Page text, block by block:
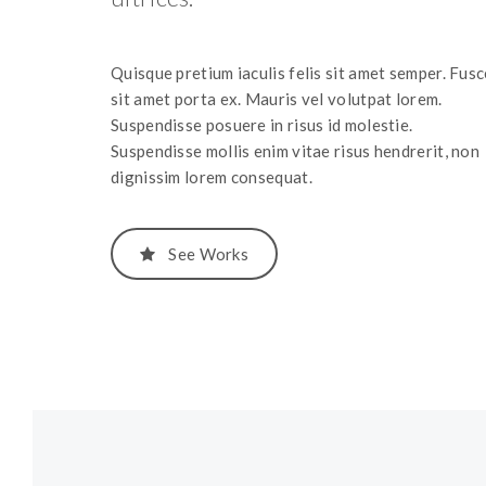
Quisque pretium iaculis felis sit amet semper.
sit amet porta ex. Mauris vel volutpat lorem.
Suspendisse posuere in risus id molestie.
Suspendisse mollis enim vitae risus hendrerit, non
dignissim lorem consequat.
See Works